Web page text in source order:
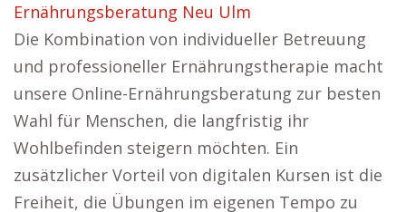
Ernährungsberatung Neu Ulm
Die Kombination von individueller Betreuung
und professioneller Ernährungstherapie macht
unsere Online-Ernährungsberatung zur besten
Wahl für Menschen, die langfristig ihr
Wohlbefinden steigern möchten. Ein
zusätzlicher Vorteil von digitalen Kursen ist die
Freiheit, die Übungen im eigenen Tempo zu